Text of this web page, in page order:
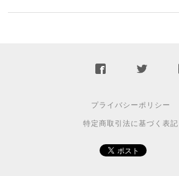
プライバシーポリシー
特定商取引法に基づく表記